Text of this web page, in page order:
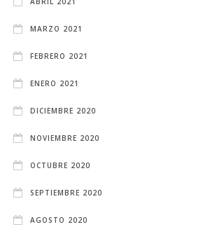
MARZO 2021
FEBRERO 2021
ENERO 2021
DICIEMBRE 2020
NOVIEMBRE 2020
OCTUBRE 2020
SEPTIEMBRE 2020
AGOSTO 2020